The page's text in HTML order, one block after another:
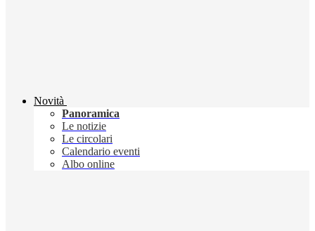
Novità
Panoramica
Le notizie
Le circolari
Calendario eventi
Albo online